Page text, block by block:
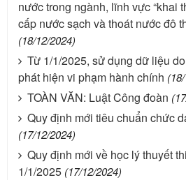
nước trong ngành, lĩnh vực “khai
cấp nước sạch và thoát nước đô
(18/12/2024)
Từ 1/1/2025, sử dụng dữ liệu
phát hiện vi phạm hành chính
TOÀN VĂN: Luật Công đoàn
Quy định mới tiêu chuẩn chức
(17/12/2024)
Quy định mới về học lý thuyết
1/1/2025 (17/12/2024)